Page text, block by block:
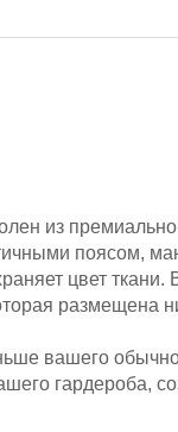
из
поясом,
цвет
размещена
вашего
гардероба,